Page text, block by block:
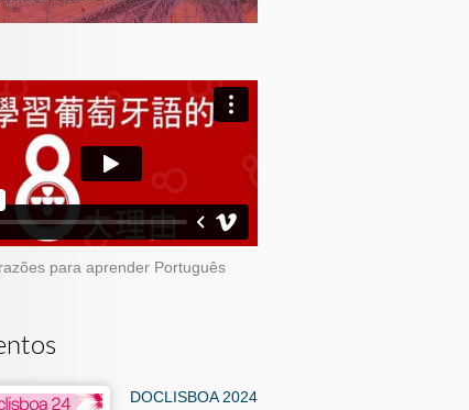
para aprender Português
DOCLISBOA 2024